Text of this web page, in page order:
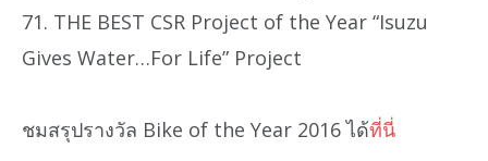
71. THE BEST CSR Project of the Year “Isuzu
Gives Water…For Life” Project
ชมสรุปรางวัล Bike of the Year 2016 ได้ที่นี่